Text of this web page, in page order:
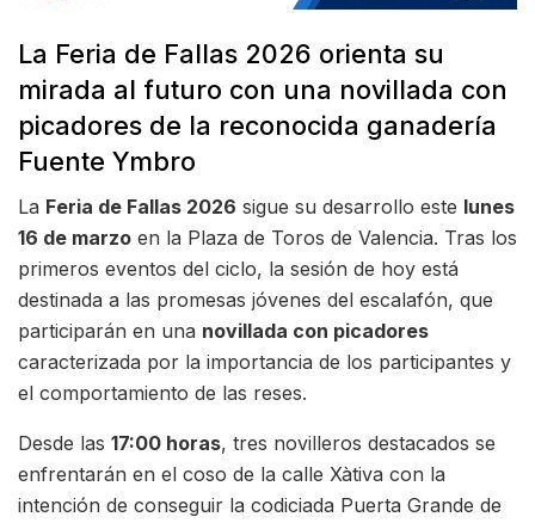
La Feria de Fallas 2026 orienta su
mirada al futuro con una novillada con
picadores de la reconocida ganadería
Fuente Ymbro
La Feria de Fallas 2026 sigue su desarrollo este lunes
16 de marzo en la Plaza de Toros de Valencia. Tras los
primeros eventos del ciclo, la sesión de hoy está
destinada a las promesas jóvenes del escalafón, que
participarán en una novillada con picadores
caracterizada por la importancia de los participantes y
el comportamiento de las reses.
Desde las 17:00 horas, tres novilleros destacados se
enfrentarán en el coso de la calle Xàtiva con la
intención de conseguir la codiciada Puerta Grande de